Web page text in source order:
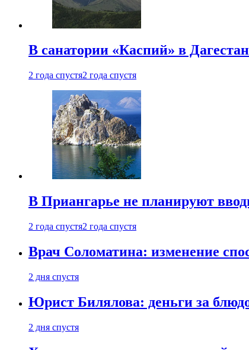
В санатории «Каспий» в
2 года спустя2 года спустя
В Приангарье не планируют
2 года спустя2 года спустя
Врач Соломатина: изменение
2 дня спустя
Юрист Билялова: деньги за
2 дня спустя